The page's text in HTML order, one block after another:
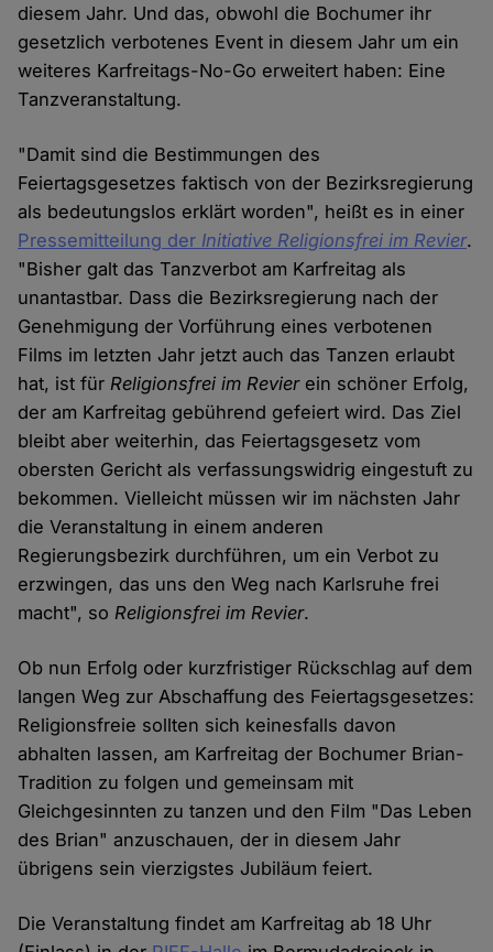
diesem Jahr. Und das, obwohl die Bochumer ihr
gesetzlich verbotenes Event in diesem Jahr um ein
weiteres Karfreitags-No-Go erweitert haben: Eine
Tanzveranstaltung.
"Damit sind die Bestimmungen des
Feiertagsgesetzes faktisch von der Bezirksregierung
als bedeutungslos erklärt worden", heißt es in einer
Pressemitteilung der Initiative Religionsfrei im Revier.
"Bisher galt das Tanzverbot am Karfreitag als
unantastbar. Dass die Bezirksregierung nach der
Genehmigung der Vorführung eines verbotenen
Films im letzten Jahr jetzt auch das Tanzen erlaubt
hat, ist für Religionsfrei im Revierein schöner Erfolg,
der am Karfreitag gebührend gefeiert wird. Das Ziel
bleibt aber weiterhin, das Feiertagsgesetz vom
obersten Gericht als verfassungswidrig eingestuft zu
bekommen. Vielleicht müssen wir im nächsten Jahr
die Veranstaltung in einem anderen
Regierungsbezirk durchführen, um ein Verbot zu
erzwingen, das uns den Weg nach Karlsruhe frei
macht", so Religionsfrei im Revier.
Ob nun Erfolg oder kurzfristiger Rückschlag auf dem
langen Weg zur Abschaffung des Feiertagsgesetzes:
Religionsfreie sollten sich keinesfalls davon
abhalten lassen, am Karfreitag der Bochumer Brian-
Tradition zu folgen und gemeinsam mit
Gleichgesinnten zu tanzen und den Film "Das Leben
des Brian" anzuschauen, der in diesem Jahr
übrigens sein vierzigstes Jubiläum feiert.
Die Veranstaltung findet am Karfreitag ab 18 Uhr